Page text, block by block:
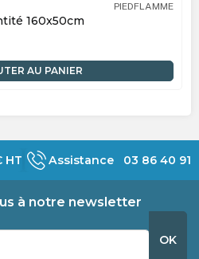
PIEDFLAMME
160x50cm
AU PANIER
HT Assistance 03 86 40 91
à notre newsletter
OK